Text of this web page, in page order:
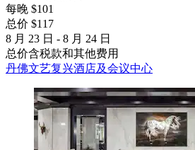
每晚 $101
总价 $117
8 月 23 日 - 8 月 24 日
总价含税款和其他费用
丹佛文艺复兴酒店及会议中心